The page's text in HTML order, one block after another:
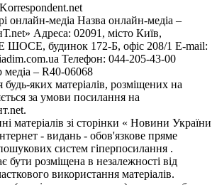
онлайн-медіа Назва онлайн-медіа –
Адреса: 02091, місто Київ,
будинок 172-Б, офіс 208/1 E-mail:
Телефон: 044-205-43-00
медіа – R40-06068
яких матеріалів, розміщених на
за умови посилання на
матеріалів зі сторінки « Новини України
- видань - обов'язкове пряме
систем гіперпосилання .
бути розміщена в незалежності від
використання матеріалів.